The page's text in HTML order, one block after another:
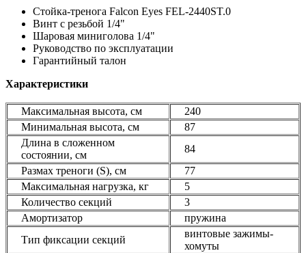
Стойка-тренога Falcon Eyes FEL-2440ST.0
Винт с резьбой 1/4"
Шаровая миниголова 1/4"
Руководство по эксплуатации
Гарантийный талон
Характеристики
Максимальная высота, см
240
Минимальная высота, см
87
Длина в сложенном
состоянии, см
84
Размах треноги (S), см
77
Максимальная нагрузка, кг
5
Количество секций
3
Амортизатор
пружина
Тип фиксации секций
винтовые зажимы-
хомуты